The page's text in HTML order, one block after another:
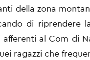
della zona
di riprendere
al Com di
ragazzi che